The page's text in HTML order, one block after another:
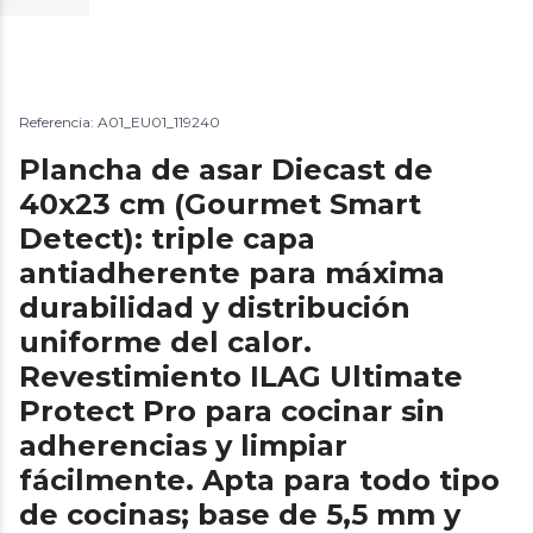
Referencia: A01_EU01_119240
Plancha de asar Diecast de
40x23 cm (Gourmet Smart
Detect): triple capa
antiadherente para máxima
durabilidad y distribución
uniforme del calor.
Revestimiento ILAG Ultimate
Protect Pro para cocinar sin
adherencias y limpiar
fácilmente. Apta para todo tipo
de cocinas; base de 5,5 mm y